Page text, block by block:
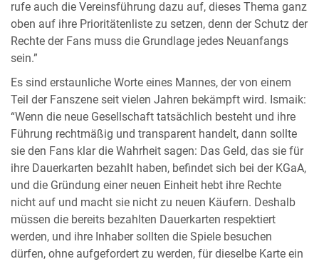
rufe auch die Vereinsführung dazu auf, dieses Thema ganz
oben auf ihre Prioritätenliste zu setzen, denn der Schutz der
Rechte der Fans muss die Grundlage jedes Neuanfangs
sein.”
Es sind erstaunliche Worte eines Mannes, der von einem
Teil der Fanszene seit vielen Jahren bekämpft wird. Ismaik:
“Wenn die neue Gesellschaft tatsächlich besteht und ihre
Führung rechtmäßig und transparent handelt, dann sollte
sie den Fans klar die Wahrheit sagen: Das Geld, das sie für
ihre Dauerkarten bezahlt haben, befindet sich bei der KGaA,
und die Gründung einer neuen Einheit hebt ihre Rechte
nicht auf und macht sie nicht zu neuen Käufern. Deshalb
müssen die bereits bezahlten Dauerkarten respektiert
werden, und ihre Inhaber sollten die Spiele besuchen
dürfen, ohne aufgefordert zu werden, für dieselbe Karte ein